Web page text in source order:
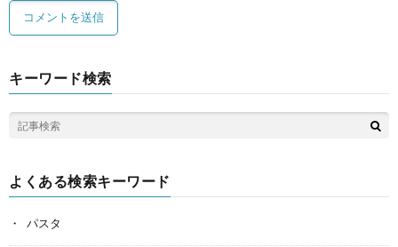
キーワード検索
よくある検索キーワード
パスタ